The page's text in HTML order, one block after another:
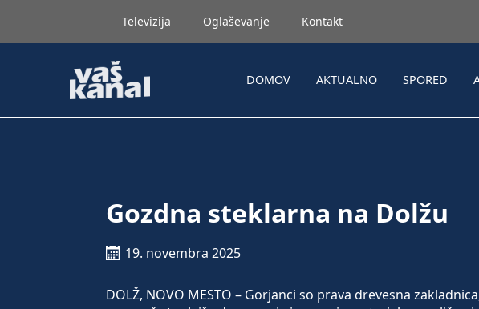
Televizija Oglaševanje Kontakt
DOMOV AKTUALNO SPORED
Gozdna steklarna na Dolžu
19. novembra 2025
DOLŽ, NOVO MESTO – Gorjanci so prava drevesna